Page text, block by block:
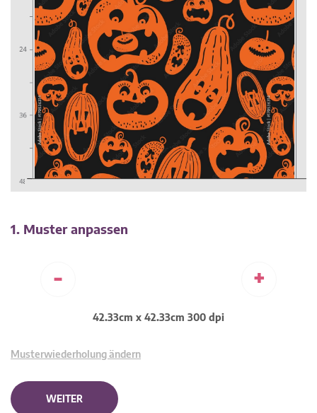
1. Muster anpassen
- +
42.33cm x 42.33cm 300 dpi
Musterwiederholung ändern
WEITER